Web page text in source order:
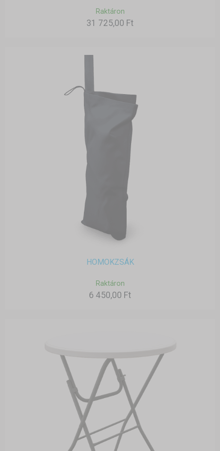
Raktáron
31 725,00 Ft
HOMOKZSÁK
Raktáron
6 450,00 Ft